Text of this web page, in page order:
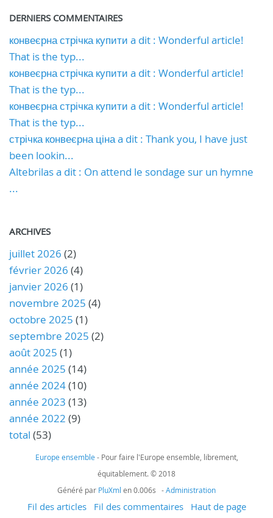
DERNIERS COMMENTAIRES
конвеєрна стрічка купити a dit : Wonderful article!
That is the typ...
конвеєрна стрічка купити a dit : Wonderful article!
That is the typ...
конвеєрна стрічка купити a dit : Wonderful article!
That is the typ...
стрічка конвеєрна ціна a dit : Thank you, I have just
been lookin...
Altebrilas a dit : On attend le sondage sur un hymne
...
ARCHIVES
juillet 2026 (2)
février 2026 (4)
janvier 2026 (1)
novembre 2025 (4)
octobre 2025 (1)
septembre 2025 (2)
août 2025 (1)
année 2025 (14)
année 2024(10)
année 2023 (13)
année 2022 (9)
total (53)
Europe ensemble - Pour faire l'Europe ensemble, librement,
équitablement. © 2018
Généré par PluXml en 0.006s -Administration
Fil des articles Fil des commentaires Haut de page